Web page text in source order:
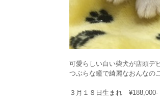
可愛らしい白い柴犬が店頭デ
つぶらな瞳で綺麗なおんなの
３月１８日生まれ